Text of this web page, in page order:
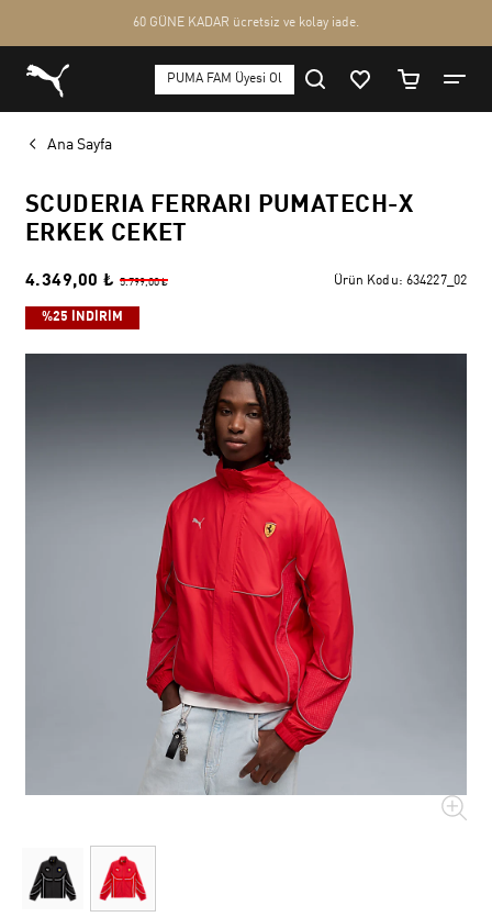
Ana Sayfa
SCUDERIA FERRARI PUMATECH-X
ERKEK CEKET
4.349,00 ₺ 5.799,00 ₺ Ürün Kodu: 634227_02
%25 İNDİRİM